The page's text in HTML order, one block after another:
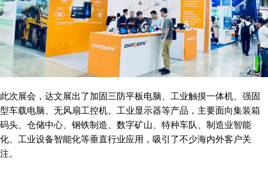
此次展会，达文展出了加固三防平板电脑、工业触摸一体机、强固
型车载电脑、无风扇工控机、工业显示器等产品，主要面向集装箱
码头、仓储中心、钢铁制造、数字矿山、特种车队、制造业智能
化、工业设备智能化等垂直行业应用，吸引了不少海内外客户关
注。